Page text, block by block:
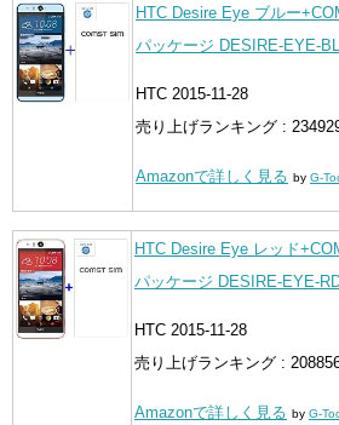
HTC Desire Eye ブルー
パッケージ DESIRE-EYE-
HTC 2015-11-28
売り上げランキング :
Amazonで詳しく見る by G-
HTC Desire Eye レッド
パッケージ DESIRE-EYE-
HTC 2015-11-28
売り上げランキング :
Amazonで詳しく見る by G-